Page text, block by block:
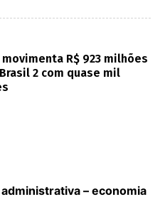
movimenta R$ 923 milhões
2 com quase mil
– economia